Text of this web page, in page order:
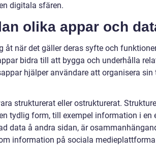
digitala sfären.
olika appar och
åt när det gäller deras syfte och
bidra till att bygga och underhålla
hjälper användare att organisera sin
strukturerat eller ostrukturerat.
tydlig form, till exempel information i en
data å andra sidan, är
information på sociala